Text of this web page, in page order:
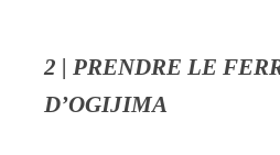
2 | PRENDRE LE
D’OGIJIMA